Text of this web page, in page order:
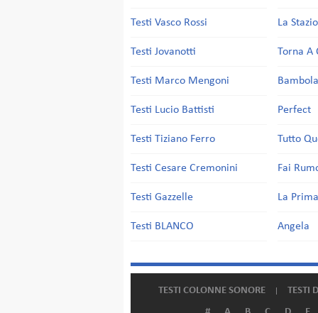
Testi Vasco Rossi
Testi Jovanotti
Testi Marco Mengoni
Testi Lucio Battisti
Testi Tiziano Ferro
Testi Cesare Cremonini
Testi Gazzelle
Testi BLANCO
La
Torna A
Bambola
Perfect
Tutto
Fai
La
Angela
TESTI COLONNE SONORE TESTI